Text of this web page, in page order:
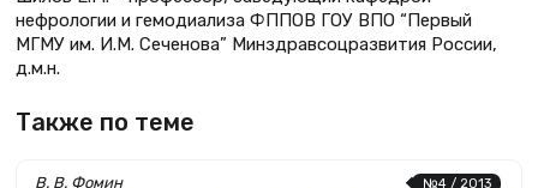
нефрологии и гемодиализа ФППОВ ГОУ ВПО “Первый
МГМУ им. И.М. Сеченова” Минздравсоцразвития России,
д.м.н.
Также по теме
№4 / 2013
В. В. Фомин